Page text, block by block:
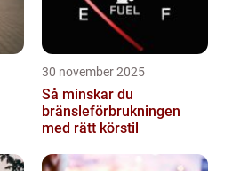
30 november 2025
Så minskar du
bränsleförbrukningen
med rätt körstil